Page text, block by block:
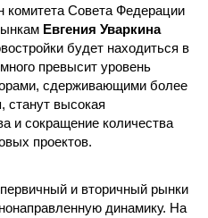
комитета Совета Федерации
Евгения Уваркина
будет находиться в
превысит уровень
сдерживающими более
станут высокая
и сокращение количества
проектов.
и вторичный рынки
динамику. На